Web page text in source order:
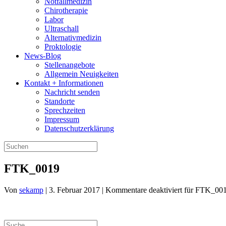
Chirotherapie
Labor
Ultraschall
Alternativmedizin
Proktologie
News-Blog
Stellenangebote
Allgemein Neuigkeiten
Kontakt + Informationen
Nachricht senden
Standorte
Sprechzeiten
Impressum
Datenschutzerklärung
FTK_0019
Von sekamp | 3. Februar 2017 | Kommentare deaktiviert für